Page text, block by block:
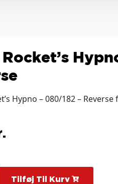
Hypno – 080/182 –
Tilføj Til Kurv